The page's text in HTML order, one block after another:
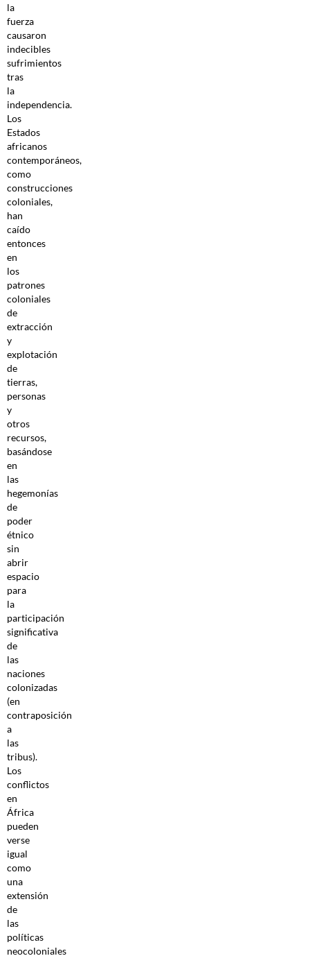
la
fuerza
causaron
indecibles
sufrimientos
tras
la
independencia.
Los
Estados
africanos
contemporáneos,
como
construcciones
coloniales,
han
caído
entonces
en
los
patrones
coloniales
de
extracción
y
explotación
de
tierras,
personas
y
otros
recursos,
basándose
en
las
hegemonías
de
poder
étnico
sin
abrir
espacio
para
la
participación
significativa
de
las
naciones
colonizadas
(en
contraposición
a
las
tribus).
Los
conflictos
en
África
pueden
verse
igual
como
una
extensión
de
las
políticas
neocoloniales